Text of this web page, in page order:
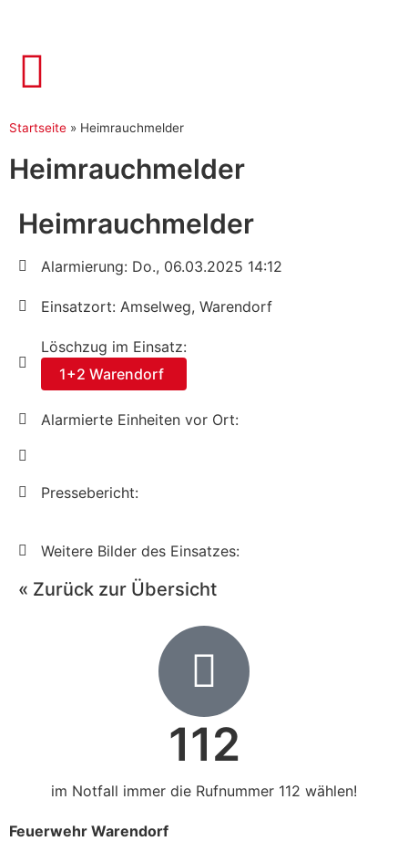
Startseite » Heimrauchmelder
Heimrauchmelder
Heimrauchmelder
Alarmierung: Do., 06.03.2025 14:12
Einsatzort: Amselweg, Warendorf
Löschzug im Einsatz:
1+2 Warendorf
Alarmierte Einheiten vor Ort:
Pressebericht:
Weitere Bilder des Einsatzes:
« Zurück zur Übersicht
112
im Notfall immer die Rufnummer 112 wählen!
Feuerwehr Warendorf